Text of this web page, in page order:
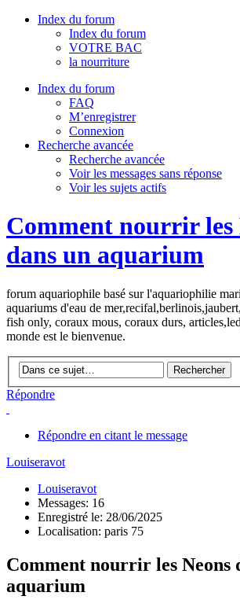
Index du forum
Index du forum
VOTRE BAC
la nourriture
Index du forum
FAQ
M’enregistrer
Connexion
Recherche avancée
Recherche avancée
Voir les messages sans réponse
Voir les sujets actifs
Comment nourrir les
dans un aquarium
forum aquariophile basé sur l'aquariophilie
aquariums d'eau de
fish only, coraux mous, coraux durs,
monde est le bienvenue.
Répondre
Répondre en citant le message
Louiseravot
Louiseravot
Messages: 16
Enregistré le: 28/06/2025
Localisation: paris 75
Comment nourrir les Neons
aquarium